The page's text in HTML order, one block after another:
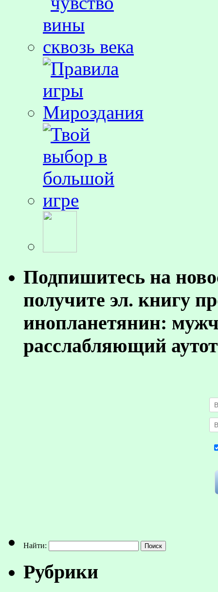
Подпишитесь на
получите эл. книгу
инопланетянин:
расслабляющий
Найти:
Рубрики